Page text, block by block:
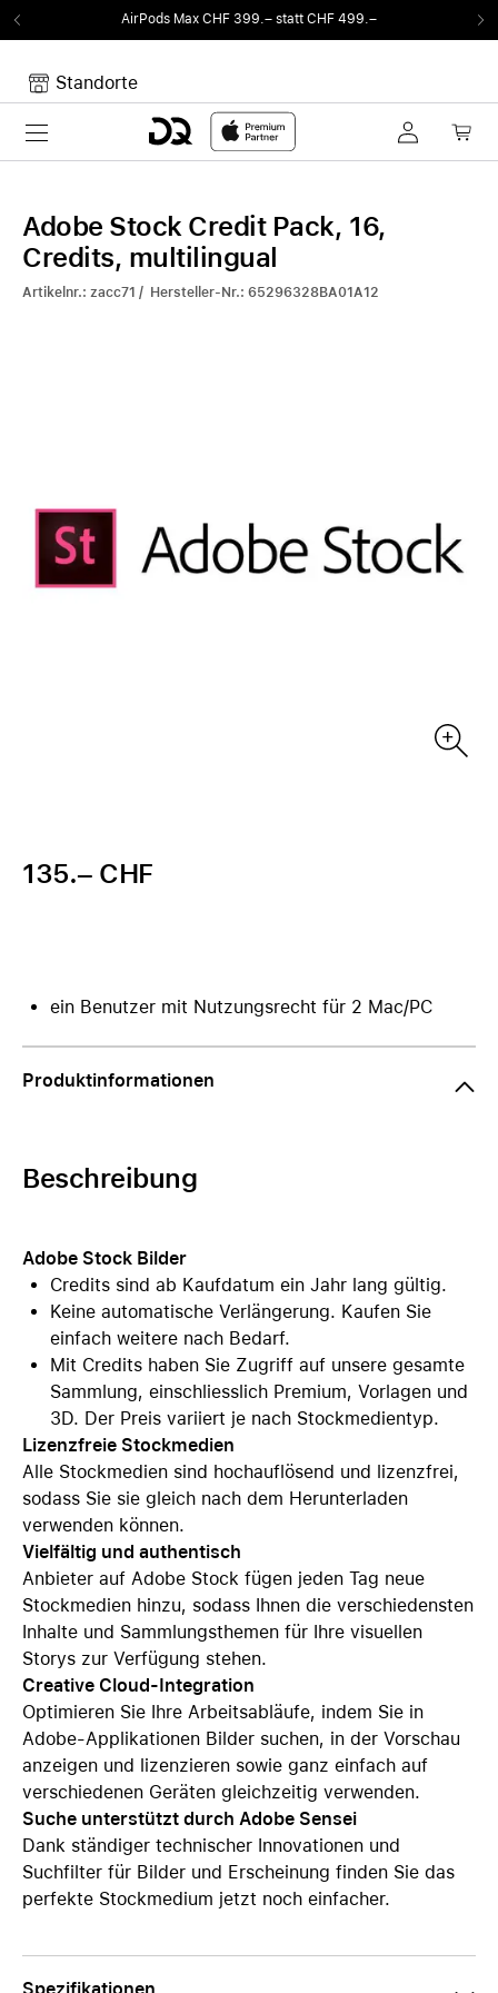
AirPods Max CHF 399.– statt CHF 499.–
Standorte
Toggle navigation
Adobe Stock Credit Pack, 16,
Credits, multilingual
Artikelnr.: zacc71 / Hersteller-Nr.: 65296328BA01A12
135.– CHF
ein Benutzer mit Nutzungsrecht für 2 Mac/PC
Produktinformationen
Beschreibung
Adobe Stock Bilder
Credits sind ab Kaufdatum ein Jahr lang gültig.
Keine automatische Verlängerung. Kaufen Sie
einfach weitere nach Bedarf.
Mit Credits haben Sie Zugriff auf unsere gesamte
Sammlung, einschliesslich Premium, Vorlagen und
3D. Der Preis variiert je nach Stockmedientyp.
Lizenzfreie Stockmedien
Alle Stockmedien sind hochauflösend und lizenzfrei,
sodass Sie sie gleich nach dem Herunterladen
verwenden können.
Vielfältig und authentisch
Anbieter auf Adobe Stock fügen jeden Tag neue
Stockmedien hinzu, sodass Ihnen die verschiedensten
Inhalte und Sammlungsthemen für Ihre visuellen
Storys zur Verfügung stehen.
Creative Cloud-Integration
Optimieren Sie Ihre Arbeitsabläufe, indem Sie in
Adobe-Applikationen Bilder suchen, in der Vorschau
anzeigen und lizenzieren sowie ganz einfach auf
verschiedenen Geräten gleichzeitig verwenden.
Suche unterstützt durch Adobe Sensei
Dank ständiger technischer Innovationen und
Suchfilter für Bilder und Erscheinung finden Sie das
perfekte Stockmedium jetzt noch einfacher.